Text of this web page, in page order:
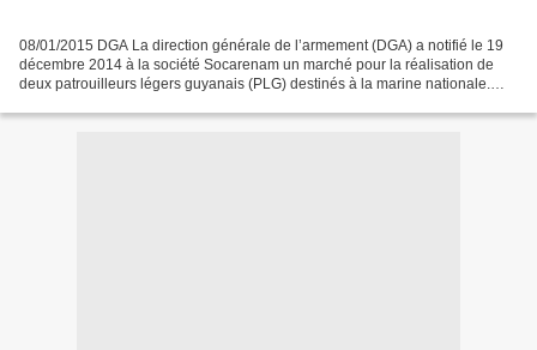
08/01/2015 DGA La direction générale de l’armement (DGA) a notifié le 19
décembre 2014 à la société Socarenam un marché pour la réalisation de
deux patrouilleurs légers guyanais (PLG) destinés à la marine nationale.